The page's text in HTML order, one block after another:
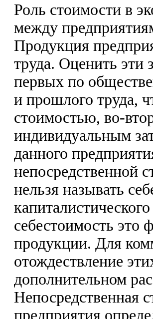
Роль стоимости в
между
Продукция
труда. Оценить
первых по
и прошлого труда,
стоимостью, во-
индивидуальным
данного
непосредственной
нельзя называть
себестоимость это
продукции. Для
отождествление
дополнительном
Непосредственная
предприятия